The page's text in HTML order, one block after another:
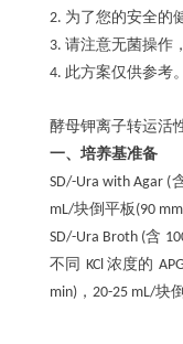
2. 为了您的安全的
3. 请注意无菌操作
4. 此方案仅供参考。
酵母钾离子转运活
一、培养基准备
SD/-Ura with Agar (
mL/块倒平板 (90
SD/-Ura Broth (含
不同
KCl 浓度的
min) ， 20-25 mL/块